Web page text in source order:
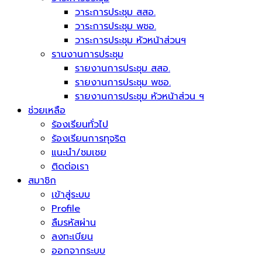
วาระการประชุม สสอ.
วาระการประชุม พชอ.
วาระการประชุม หัวหน้าส่วนฯ
รานงานการประชุม
รายงานการประชุม สสอ.
รายงานการประชุม พชอ.
รายงานการประชุม หัวหน้าส่วน ฯ
ช่วยเหลือ
ร้องเรียนทั่วไป
ร้องเรียนการทุจริต
แนะนำ/ชมเชย
ติดต่อเรา
สมาชิก
เข้าสู่ระบบ
Profile
ลืมรหัสผ่าน
ลงทะเบียน
ออกจากระบบ